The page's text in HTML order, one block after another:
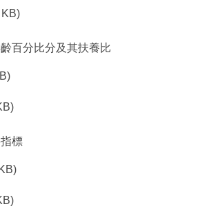
百分比分及其扶養比
標